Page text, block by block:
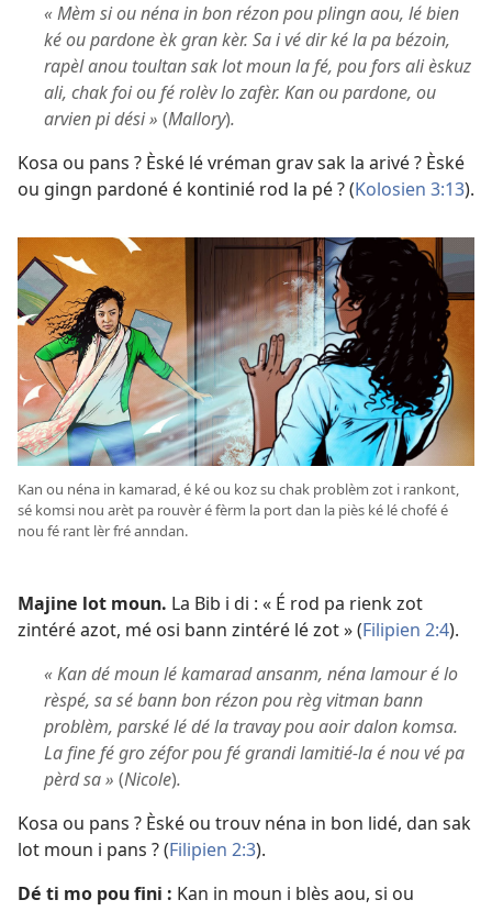
« Mèm si ou néna in bon rézon pou plingn aou, lé bien
ké ou pardone èk gran kèr. Sa i vé dir ké la pa bézoin,
rapèl anou toultan sak lot moun la fé, pou fors ali èskuz
ali, chak foi ou fé rolèv lo zafèr. Kan ou pardone, ou
arvien pi dési » (Mallory).
Kosa ou pans ? Èské lé vréman grav sak la arivé ? Èské
ou gingn pardoné é kontinié rod la pé ? (Kolosien 3:13).
Kan ou néna in kamarad, é ké ou koz su chak problèm zot i rankont,
sé komsi nou arèt pa rouvèr é fèrm la port dan la piès ké lé chofé é
nou fé rant lèr fré anndan.
Majine lot moun. La Bib i di : « É rod pa rienk zot
zintéré azot, mé osi bann zintéré lé zot » (Filipien 2:4).
« Kan dé moun lé kamarad ansanm, néna lamour é lo
rèspé, sa sé bann bon rézon pou règ vitman bann
problèm, parské lé dé la travay pou aoir dalon komsa.
La fine fé gro zéfor pou fé grandi lamitié-la é nou vé pa
pèrd sa » (Nicole).
Kosa ou pans ? Èské ou trouv néna in bon lidé, dan sak
lot moun i pans ? (Filipien 2:3).
Dé ti mo pou fini : Kan in moun i blès aou, si ou